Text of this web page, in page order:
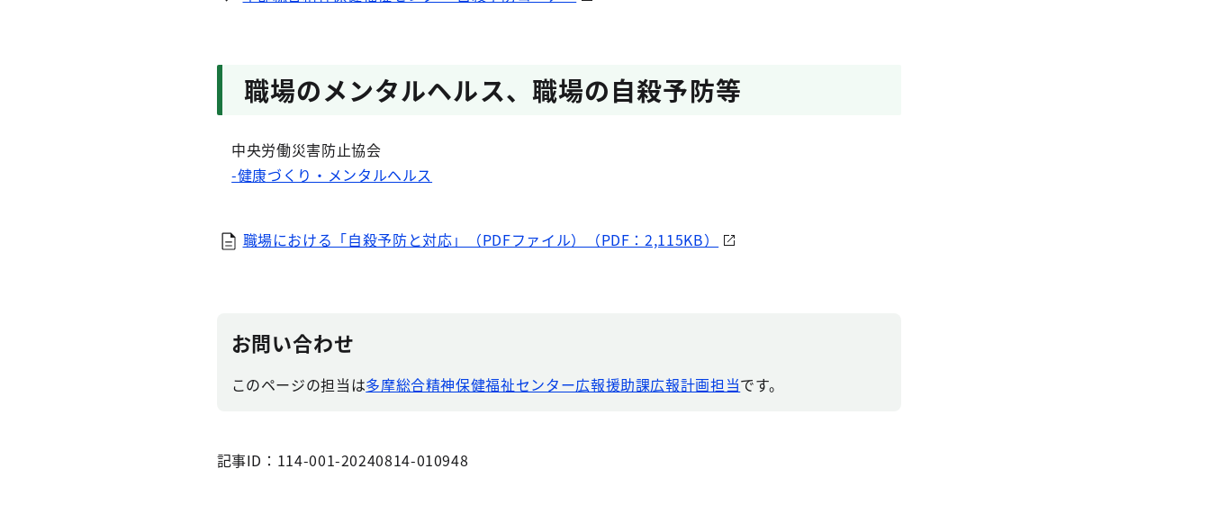
職場のメンタルヘルス、職場の自殺予防等
中央労働災害防止協会
-健康づくり・メンタルヘルス
職場における「自殺予防と対応」（PDFファイル）（PDF：2,115KB）
お問い合わせ
このページの担当は多摩総合精神保健福祉センター広報援助課広報計画担当です。
記事ID：114-001-20240814-010948